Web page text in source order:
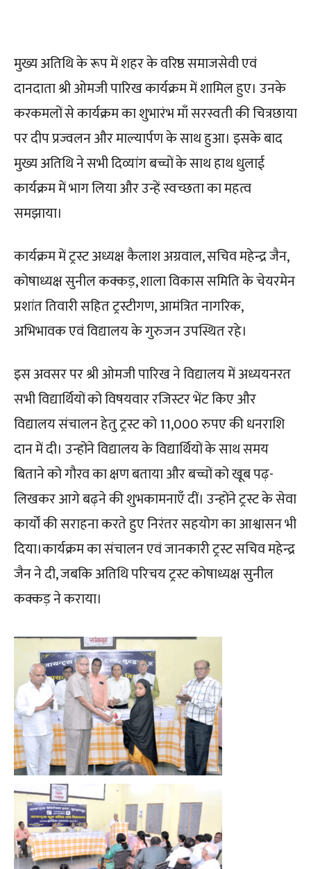
मुख्य अतिथि के रूप में शहर के वरिष्ठ समाजसेवी एवं
दानदाता श्री ओमजी पारिख कार्यक्रम में शामिल हुए। उनके
करकमलों से कार्यक्रम का शुभारंभ माँ सरस्वती की चित्रछाया
पर दीप प्रज्वलन और माल्यार्पण के साथ हुआ। इसके बाद
मुख्य अतिथि ने सभी दिव्यांग बच्चों के साथ हाथ धुलाई
कार्यक्रम में भाग लिया और उन्हें स्वच्छता का महत्व
समझाया।
कार्यक्रम में ट्रस्ट अध्यक्ष कैलाश अग्रवाल, सचिव महेन्द्र जैन,
कोषाध्यक्ष सुनील कक्कड़, शाला विकास समिति के चेयरमेन
प्रशांत तिवारी सहित ट्रस्टीगण, आमंत्रित नागरिक,
अभिभावक एवं विद्यालय के गुरुजन उपस्थित रहे।
इस अवसर पर श्री ओमजी पारिख ने विद्यालय में अध्ययनरत
सभी विद्यार्थियों को विषयवार रजिस्टर भेंट किए और
विद्यालय संचालन हेतु ट्रस्ट को 11,000 रुपए की धनराशि
दान में दी। उन्होंने विद्यालय के विद्यार्थियों के साथ समय
बिताने को गौरव का क्षण बताया और बच्चों को खूब पढ़-
लिखकर आगे बढ़ने की शुभकामनाएँ दीं। उन्होंने ट्रस्ट के सेवा
कार्यों की सराहना करते हुए निरंतर सहयोग का आश्वासन भी
दिया।कार्यक्रम का संचालन एवं जानकारी ट्रस्ट सचिव महेन्द्र
जैन ने दी, जबकि अतिथि परिचय ट्रस्ट कोषाध्यक्ष सुनील
कक्कड़ ने कराया।